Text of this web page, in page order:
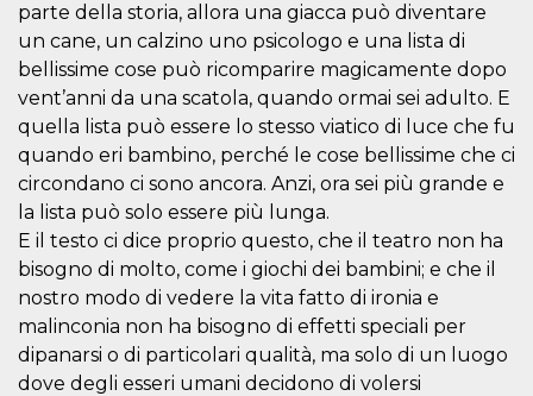
parte della storia, allora una giacca può diventare
un cane, un calzino uno psicologo e una lista di
bellissime cose può ricomparire magicamente dopo
vent’anni da una scatola, quando ormai sei adulto. E
quella lista può essere lo stesso viatico di luce che fu
quando eri bambino, perché le cose bellissime che ci
circondano ci sono ancora. Anzi, ora sei più grande e
la lista può solo essere più lunga.
E il testo ci dice proprio questo, che il teatro non ha
bisogno di molto, come i giochi dei bambini; e che il
nostro modo di vedere la vita fatto di ironia e
malinconia non ha bisogno di effetti speciali per
dipanarsi o di particolari qualità, ma solo di un luogo
dove degli esseri umani decidono di volersi
purpose
identifier
used to
maintain
user session
variables. It
is normally a
random
generated
number,
how it is
used can be
the site, but
a good
example is
maintaining
a logged-in
status for a
user
between
pages.